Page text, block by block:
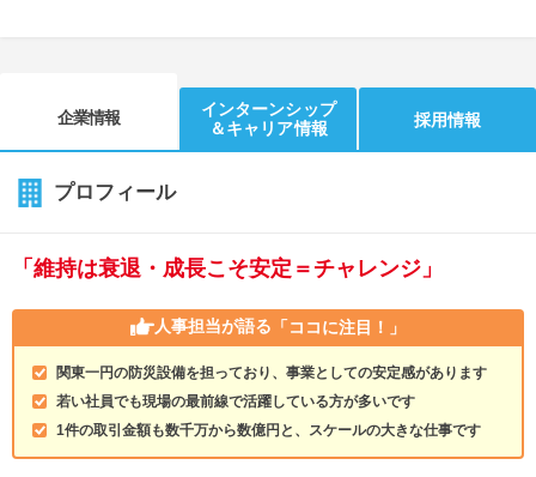
企業情報
インターンシップ
＆キャリア情報
採用情報
プロフィール
「維持は衰退・成長こそ安定＝チャレンジ」
人事担当が語る 「ココに注目！」
関東一円の防災設備を担っており、事業としての安定感があります
若い社員でも現場の最前線で活躍している方が多いです
1件の取引金額も数千万から数億円と、スケールの大きな仕事です